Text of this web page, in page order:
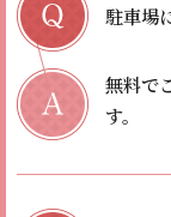
駐車場
無料で
す。